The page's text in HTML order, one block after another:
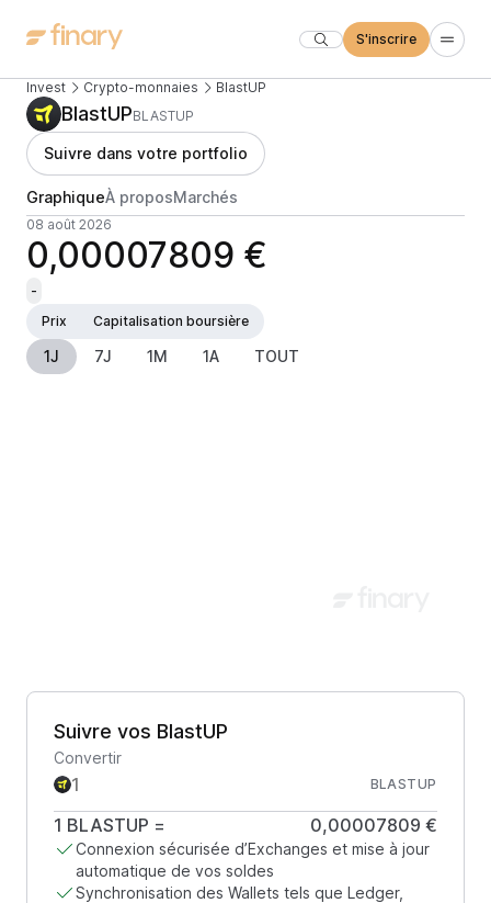
S'inscrire
Invest Crypto-monnaies BlastUP
BlastUPBLASTUP
Suivre dans votre portfolio
GraphiqueÀ proposMarchés
08 août 2026
0,00007809 €
-
Prix
Capitalisation boursière
1J 7J 1M 1A TOUT
Suivre vos BlastUP
Convertir
BLASTUP
1 BLASTUP = 0,00007809 €
Connexion sécurisée d’Exchanges et mise à jour
automatique de vos soldes
Synchronisation des Wallets tels que Ledger,